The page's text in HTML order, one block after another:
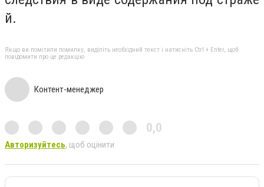
й.
Якщо ви помітили помилку, виділіть необхідний текст і натисніть Ctrl + Enter, щоб
повідомити про це редакцію
Контент-менеджер
0,0
Авторизуйтесь, щоб оцінити